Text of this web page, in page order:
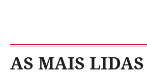
AS MAIS LIDAS